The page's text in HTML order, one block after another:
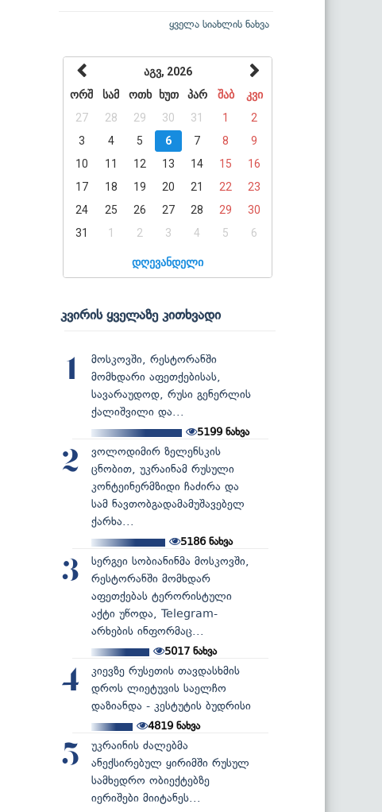
ყველა სიახლის ნახვა
აგვ, 2026
ორშ
სამ ოთხ ხუთ პარ შაბ
კვი
27
28 29 30 31 1
2
3
4 5 6 7 8
9
10
11 12 13 14 15
16
17
18 19 20 21 22
23
24
25 26 27 28 29
30
31
1 2 3 4 5 6
დღევანდელი
კვირის ყველაზე კითხვადი
1
მოსკოვში, რესტორანში
მომხდარი აფეთქებისას,
სავარაუდოდ, რუსი გენერლის
ქალიშვილი და...
5199 ნახვა
2
ვოლოდიმირ ზელენსკის
ცნობით, უკრაინამ რუსული
კონტეინერმზიდი ჩაძირა და
სამ ნავთობგადამამუშავებელ
ქარხა...
5186ნახვა
3
სერგეი სობიანინმა მოსკოვში,
რესტორანში მომხდარ
აფეთქებას ტერორისტული
აქტი უწოდა, Telegram-
არხების ინფორმაც...
5017ნახვა
4
კიევზე რუსეთის თავდასხმის
დროს ლიეტუვის საელჩო
დაზიანდა - კესტუტის ბუდრისი
4819ნახვა
5
უკრაინის ძალებმა
ანექსირებულ ყირიმში რუსულ
სამხედრო ობიექტებზე
იერიშები მიიტანეს...